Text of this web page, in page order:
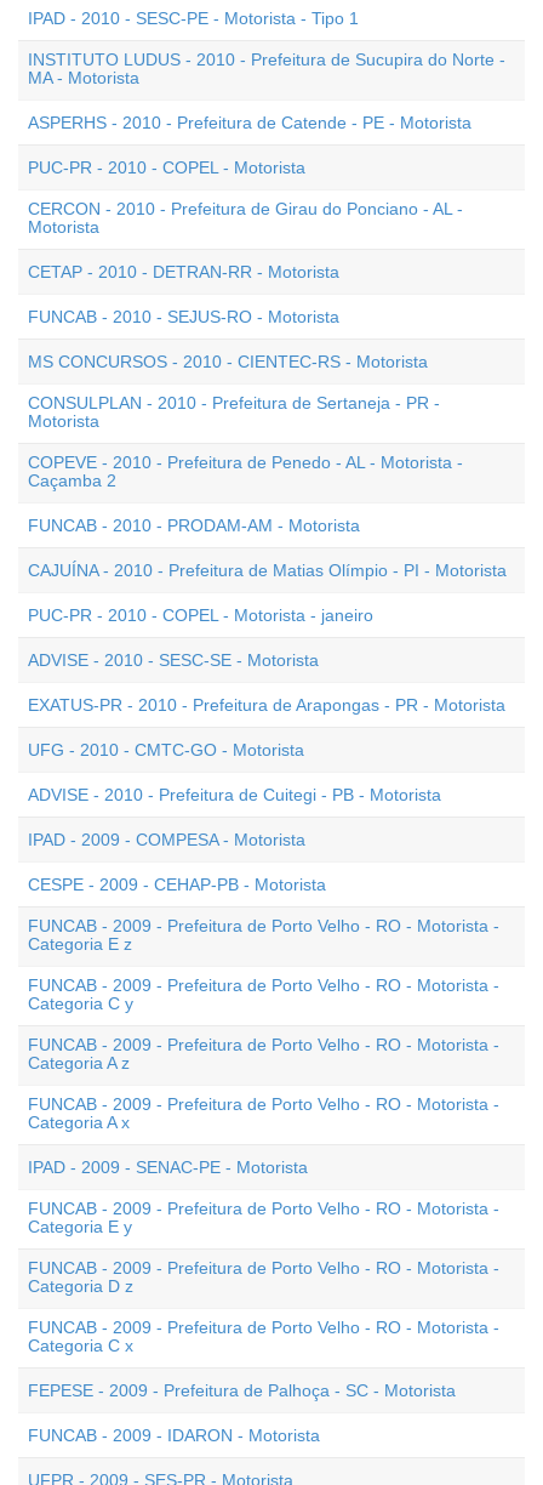
IPAD - 2010 - SESC-PE - Motorista - Tipo 1
INSTITUTO LUDUS - 2010 - Prefeitura de Sucupira do Norte -
MA - Motorista
ASPERHS - 2010 - Prefeitura de Catende - PE - Motorista
PUC-PR - 2010 - COPEL - Motorista
CERCON - 2010 - Prefeitura de Girau do Ponciano - AL -
Motorista
CETAP - 2010 - DETRAN-RR - Motorista
FUNCAB - 2010 - SEJUS-RO - Motorista
MS CONCURSOS - 2010 - CIENTEC-RS - Motorista
CONSULPLAN - 2010 - Prefeitura de Sertaneja - PR -
Motorista
COPEVE - 2010 - Prefeitura de Penedo - AL - Motorista -
Caçamba 2
FUNCAB - 2010 - PRODAM-AM - Motorista
CAJUÍNA - 2010 - Prefeitura de Matias Olímpio - PI - Motorista
PUC-PR - 2010 - COPEL - Motorista - janeiro
ADVISE - 2010 - SESC-SE - Motorista
EXATUS-PR - 2010 - Prefeitura de Arapongas - PR - Motorista
UFG - 2010 - CMTC-GO - Motorista
ADVISE - 2010 - Prefeitura de Cuitegi - PB - Motorista
IPAD - 2009 - COMPESA - Motorista
CESPE - 2009 - CEHAP-PB - Motorista
FUNCAB - 2009 - Prefeitura de Porto Velho - RO - Motorista -
Categoria E z
FUNCAB - 2009 - Prefeitura de Porto Velho - RO - Motorista -
Categoria C y
FUNCAB - 2009 - Prefeitura de Porto Velho - RO - Motorista -
Categoria A z
FUNCAB - 2009 - Prefeitura de Porto Velho - RO - Motorista -
Categoria A x
IPAD - 2009 - SENAC-PE - Motorista
FUNCAB - 2009 - Prefeitura de Porto Velho - RO - Motorista -
Categoria E y
FUNCAB - 2009 - Prefeitura de Porto Velho - RO - Motorista -
Categoria D z
FUNCAB - 2009 - Prefeitura de Porto Velho - RO - Motorista -
Categoria C x
FEPESE - 2009 - Prefeitura de Palhoça - SC - Motorista
FUNCAB - 2009 - IDARON - Motorista
UFPR - 2009 - SES-PR - Motorista